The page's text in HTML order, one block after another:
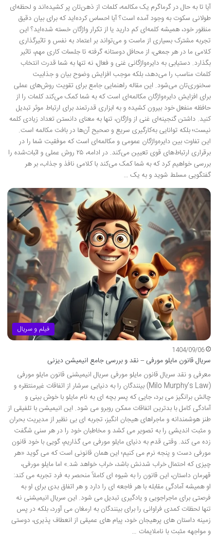
آیا تا به حال در گرماگرم یک مکالمه، کلمات از ذهن‌تان پر کشیده‌اند و لحظه‌ای
طولانی سکوت به وجود آمده است؟ آیا احساس کرده‌اید که برای بیان دقیق
منظور خود، همیشه کلمه‌ای کم دارید یا از تکرار واژگان خسته شده‌اید؟ این
تجربه مشترک بسیاری از ماست و می‌تواند بر اعتماد به نفس و تاثیرگذاری
کلامی ما در هر جمعی، از محافل دوستانه گرفته تا جلسات کاری مهم، تاثیر
بگذارد. دستیابی به دایره‌واژگانی غنی و فعال، نه تنها به شما قدرت انتخاب
کلمات مناسب را می‌دهد، بلکه موجب افزایش وضوح بیان و جذابیت
سخنوری‌تان می‌شود. این مقاله راهنمایی جامع برای تقویت روش‌های عملی
برای افزایش دایره‌واژگان مکالمه‌ای است که به شما کمک می‌کند کلمات را از
حافظه منفعل خود بیرون کشیده و به ابزاری قدرتمند برای ارتباط موثر تبدیل
کنید. داشتن گنجینه‌ای غنی از واژگان، تنها به معنای دانستن تعداد زیادی کلمه
نیست؛ بلکه توانایی به‌کارگیری سریع و صحیح آن‌ها در بافت مکالمه است.
این تفاوت بین دایره‌واژگان عمومی و مکالمه‌ای است که موفقیت شما را در
برقراری ارتباط‌های قوی تعیین می‌کند. در ادامه، ۲۵ روش عملی و اثبات‌شده را
بررسی خواهیم کرد که به شما کمک می‌کند با کلامی نافذ و جذاب، بر هر
گفتگویی مسلط شوید و به یک …
فیلم و سریال
1404/09/06
سریال قانون مایلو مورفی – نقد و بررسی جامع انیمیشن دیزنی
معرفی و نقد سریال قانون مایلو مورفی سریال انیمیشنی قانون مایلو مورفی
(Milo Murphy’s Law) بینندگان را به دنیایی سرشار از اتفاقات غیرمنتظره و
چالش برانگیز می برد، جایی که پسر بچه ای به نام مایلو با خوش بینی و
آمادگی کامل با بدترین اتفاقات ممکن روبرو می شود. این انیمیشن با تلفیقی از
طنز هوشمندانه و ماجراهای هیجان انگیز، تجربه ای بی نظیر از مدیریت بحران
و مثبت اندیشی را به تصویر می کشد و مخاطبان خود را در هر سنی شگفت
زده می کند. وقتی قدم به دنیای مایلو مورفی می گذاریم، گویی با خود قانون
مورفی دست و پنجه نرم می کنیم؛ این همان قانونی است که می گوید «هر
چیزی که احتمال خراب شدنش باشد، خراب خواهد شد.» اما مایلو مورفی،
قهرمان داستان، این قانون را به شیوه ای کاملاً منحصر به فرد تجربه می کند:
او همیشه آمادگی مقابله با هر فاجعه ای را دارد و هر اتفاق بدی برای او به
فرصتی برای ماجراجویی و یادگیری تبدیل می شود. این سریال انیمیشنی نه
تنها لحظات کمدی فراوانی را برای بینندگان به ارمغان می آورد، بلکه در پس
زمینه داستان های پرهیجان خود، پیام های عمیقی از انعطاف پذیری، دوستی
و مواجهه مثبت با ناملایمات …